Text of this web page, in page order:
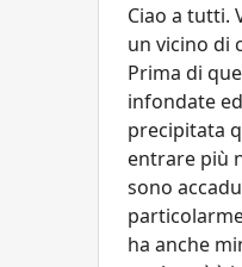
Ciao a tutti.
un vicino di
Prima di
infondate
precipitata
entrare più
sono
ha anche